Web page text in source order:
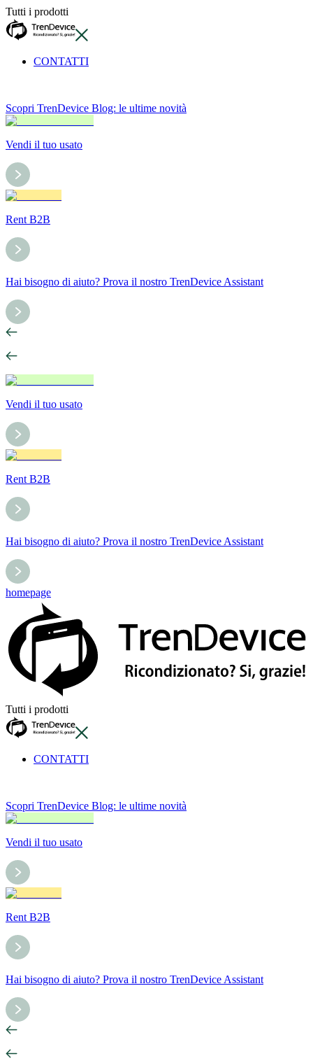
Tutti i prodotti
CONTATTI
Scopri TrenDevice Blog: le ultime novità
Vendi il tuo usato
Rent B2B
Hai bisogno di aiuto? Prova il nostro TrenDevice Assistant
Vendi il tuo usato
Rent B2B
Hai bisogno di aiuto? Prova il nostro TrenDevice Assistant
homepage
Tutti i prodotti
CONTATTI
Scopri TrenDevice Blog: le ultime novità
Vendi il tuo usato
Rent B2B
Hai bisogno di aiuto? Prova il nostro TrenDevice Assistant